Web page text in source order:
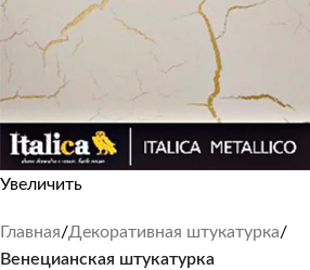
Увеличить
Главная Декоративная штукатурка
Венецианская штукатурка